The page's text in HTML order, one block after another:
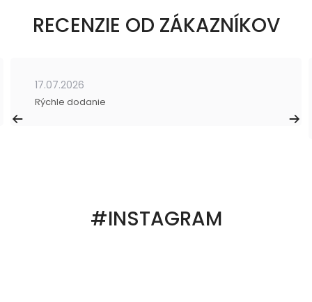
RECENZIE OD ZÁKAZNÍKOV
17.07.2026
Rýchle dodanie
#INSTAGRAM